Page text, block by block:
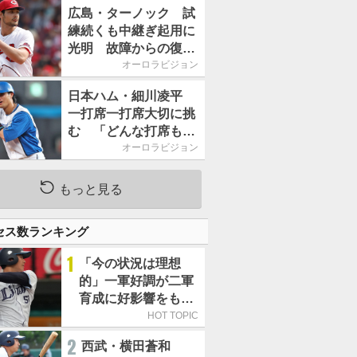
催
広島・ターノック 試
練続くも中継ぎ起用に
光明 故障からの復帰
期す／助っ人前半戦通
オーロラビジョン
日本ハム・細川凌平
一打席一打席大切に挑
む 「どんな打席も何
か意味のある打席にし
く！
オーロラビジョン
もっと見る
ス数ランキング
1
「今の状況は理想
的」一軍好調が二軍
育成に好影響をもた
らす西武 象徴は高
HOT TOPIC
2 西武・横田蒼和